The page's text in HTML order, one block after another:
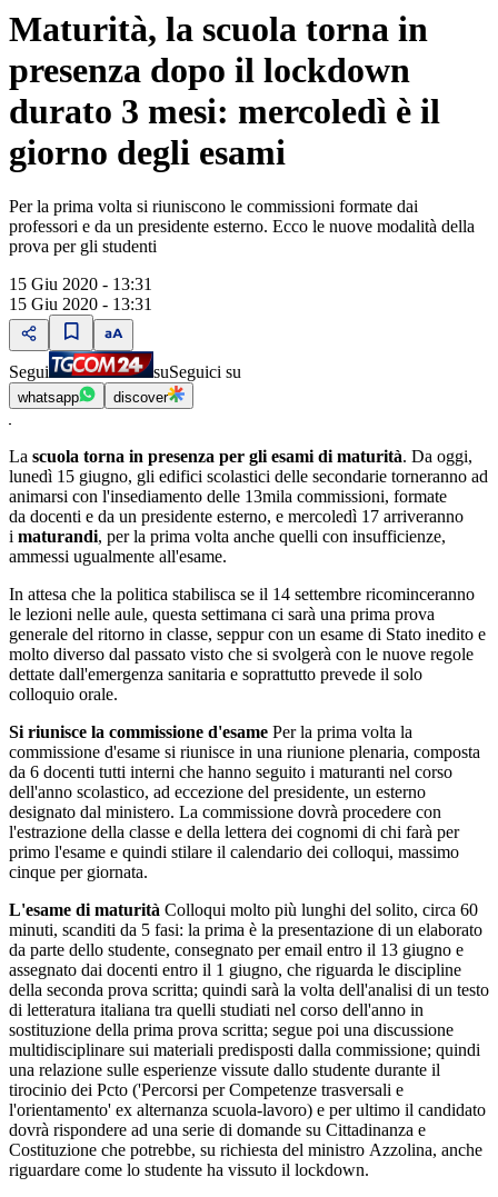
Maturità, la scuola torna in
presenza dopo il lockdown
durato 3 mesi: mercoledì è il
giorno degli esami
Per la prima volta si riuniscono le commissioni formate dai
professori e da un presidente esterno. Ecco le nuove modalità della
prova per gli studenti
15 Giu 2020 - 13:31
15 Giu 2020 - 13:31
Segui suSeguici su
whatsapp discover
La scuola torna in presenza per gli esami di maturità. Da oggi,
lunedì 15 giugno, gli edifici scolastici delle secondarie torneranno ad
animarsi con l'insediamento delle 13mila commissioni, formate
da docenti e da un presidente esterno, e mercoledì 17 arriveranno
i maturandi, per la prima volta anche quelli con insufficienze,
ammessi ugualmente all'esame.
In attesa che la politica stabilisca se il 14 settembre ricominceranno
le lezioni nelle aule, questa settimana ci sarà una prima prova
generale del ritorno in classe, seppur con un esame di Stato inedito e
molto diverso dal passato visto che si svolgerà con le nuove regole
dettate dall'emergenza sanitaria e soprattutto prevede il solo
colloquio orale.
Si riunisce la commissione d'esame Per la prima volta la
commissione d'esame si riunisce in una riunione plenaria, composta
da 6 docenti tutti interni che hanno seguito i maturanti nel corso
dell'anno scolastico, ad eccezione del presidente, un esterno
designato dal ministero. La commissione dovrà procedere con
l'estrazione della classe e della lettera dei cognomi di chi farà per
primo l'esame e quindi stilare il calendario dei colloqui, massimo
cinque per giornata.
L'esame di maturità Colloqui molto più lunghi del solito, circa 60
minuti, scanditi da 5 fasi: la prima è la presentazione di un elaborato
da parte dello studente, consegnato per email entro il 13 giugno e
assegnato dai docenti entro il 1 giugno, che riguarda le discipline
della seconda prova scritta; quindi sarà la volta dell'analisi di un testo
di letteratura italiana tra quelli studiati nel corso dell'anno in
sostituzione della prima prova scritta; segue poi una discussione
multidisciplinare sui materiali predisposti dalla commissione; quindi
una relazione sulle esperienze vissute dallo studente durante il
tirocinio dei Pcto ('Percorsi per Competenze trasversali e
l'orientamento' ex alternanza scuola-lavoro) e per ultimo il candidato
dovrà rispondere ad una serie di domande su Cittadinanza e
Costituzione che potrebbe, su richiesta del ministro Azzolina, anche
riguardare come lo studente ha vissuto il lockdown.